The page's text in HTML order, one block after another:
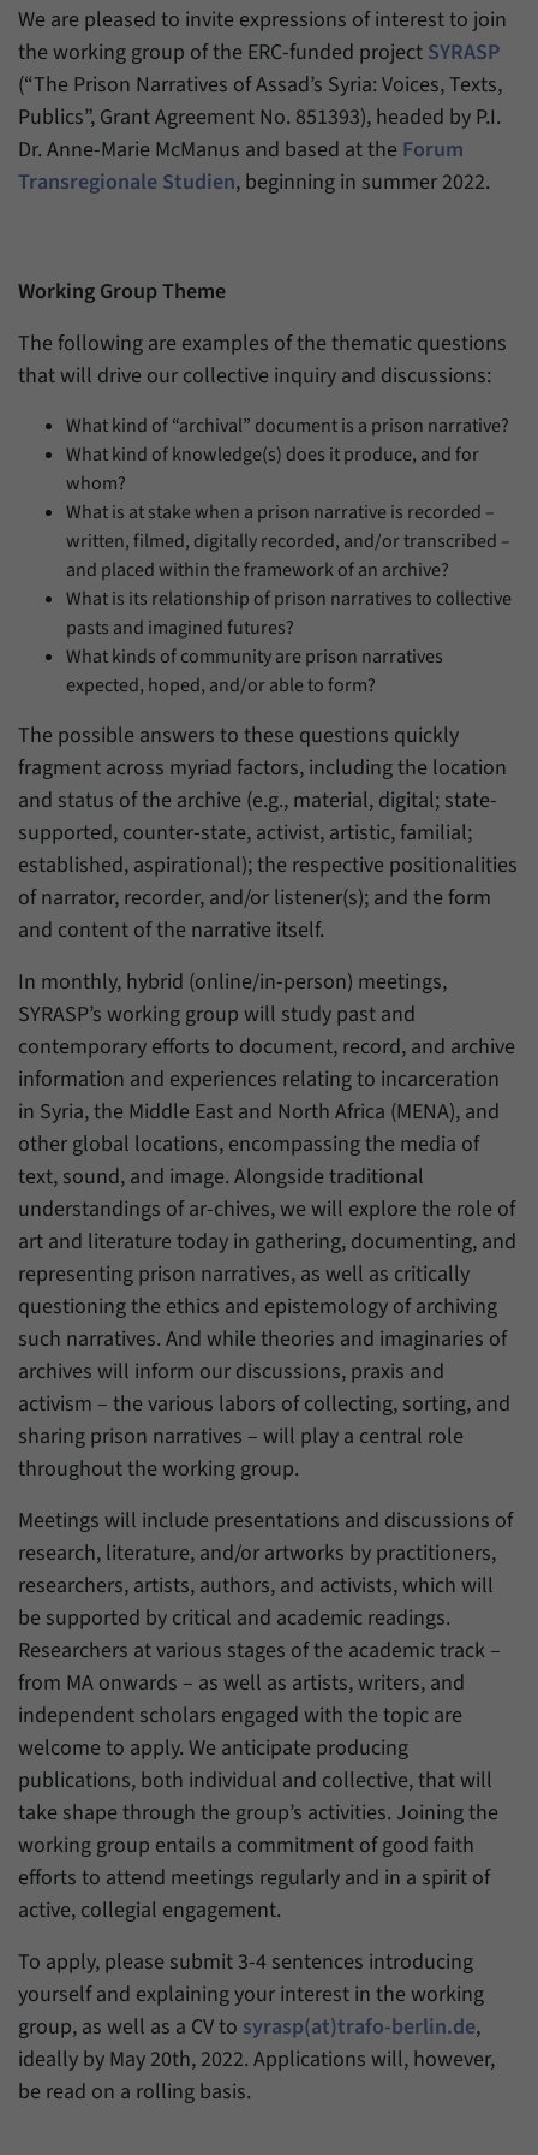
We are pleased to invite expressions of interest to join
the working group of the ERC-funded project SYRASP
(“The Prison Narratives of Assad’s Syria: Voices, Texts,
Publics”, Grant Agreement No. 851393), headed by P.I.
Dr. Anne-Marie McManus and based at the Forum
Transregionale Studien, beginning in summer 2022.
Working Group Theme
The following are examples of the thematic questions
that will drive our collective inquiry and discussions:
What kind of “archival” document is a prison narrative?
What kind of knowledge(s) does it produce, and for
whom?
What is at stake when a prison narrative is recorded –
written, filmed, digitally recorded, and/or transcribed –
and placed within the framework of an archive?
What is its relationship of prison narratives to collective
pasts and imagined futures?
What kinds of community are prison narratives
expected, hoped, and/or able to form?
The possible answers to these questions quickly
fragment across myriad factors, including the location
and status of the archive (e.g., material, digital; state-
supported, counter-state, activist, artistic, familial;
established, aspirational); the respective positionalities
of narrator, recorder, and/or listener(s); and the form
and content of the narrative itself.
In monthly, hybrid (online/in-person) meetings,
SYRASP’s working group will study past and
contemporary efforts to document, record, and archive
information and experiences relating to incarceration
in Syria, the Middle East and North Africa (MENA), and
other global locations, encompassing the media of
text, sound, and image. Alongside traditional
understandings of ar-chives, we will explore the role of
art and literature today in gathering, documenting, and
representing prison narratives, as well as critically
questioning the ethics and epistemology of archiving
such narratives. And while theories and imaginaries of
archives will inform our discussions, praxis and
activism – the various labors of collecting, sorting, and
sharing prison narratives – will play a central role
throughout the working group.
Meetings will include presentations and discussions of
research, literature, and/or artworks by practitioners,
researchers, artists, authors, and activists, which will
be supported by critical and academic readings.
Researchers at various stages of the academic track –
from MA onwards – as well as artists, writers, and
independent scholars engaged with the topic are
welcome to apply. We anticipate producing
publications, both individual and collective, that will
take shape through the group’s activities. Joining the
working group entails a commitment of good faith
efforts to attend meetings regularly and in a spirit of
active, collegial engagement.
To apply, please submit 3-4 sentences introducing
yourself and explaining your interest in the working
group, as well as a CV to syrasp(at)trafo-berlin.de,
ideally by May 20th, 2022. Applications will, however,
be read on a rolling basis.
generierte ID, für die historische Speicherung
Ihrer vorgenommen Einstellungen, falls der
Webseiten-Betreiber dies eingestellt hat.
Name _pk_ref
Anbieter Matomo
Laufzeit 6 Monate
Mit diesem Cookie können wir speichern, von
Internetseite weitergeleitet wurden.
Name _pk_ses
Laufzeit 30 Minuten
Zweck
Mit diesem Cookie können wir für kurze Zeit
Daten über den aktuellen Aufenthalt von
Besuchern auf unserer Internetseite
speichern.